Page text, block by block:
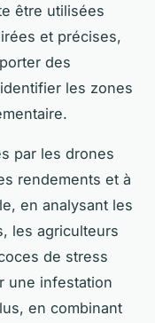
être utilisées
et précises,
des
les zones
par les drones
rendements et à
en analysant les
les agriculteurs
de stress
une infestation
en combinant